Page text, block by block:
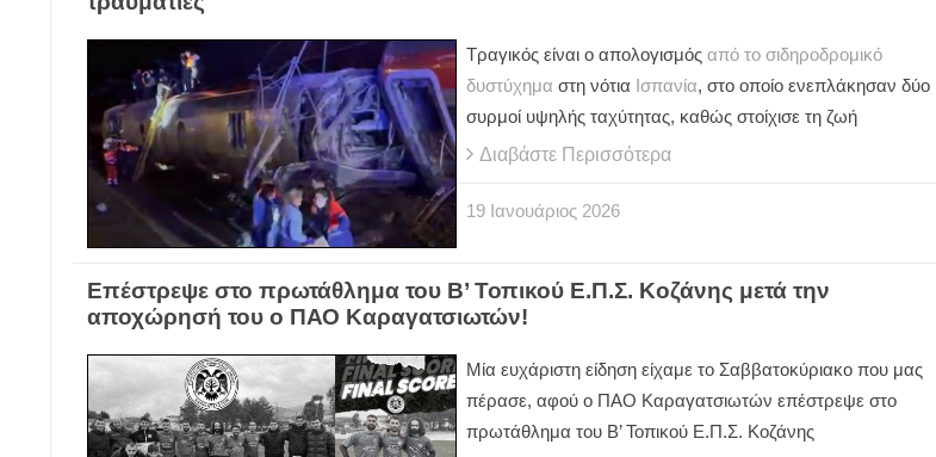
Τραγικός είναι ο απολογισμός από το σιδηροδρομικό
δυστύχημα στη νότια Ισπανία, στο οποίο ενεπλάκησαν δύο
συρμοί υψηλής ταχύτητας, καθώς στοίχισε τη ζωή
Διαβάστε Περισσότερα
19 Ιανουάριος 2026
Επέστρεψε στο πρωτάθλημα του Β’ Τοπικού Ε.Π.Σ. Κοζάνης μετά την
αποχώρησή του ο ΠΑΟ Καραγατσιωτών!
Μία ευχάριστη είδηση είχαμε το Σαββατοκύριακο που μας
πέρασε, αφού ο ΠΑΟ Καραγατσιωτών επέστρεψε στο
πρωτάθλημα του Β’ Τοπικού Ε.Π.Σ. Κοζάνης